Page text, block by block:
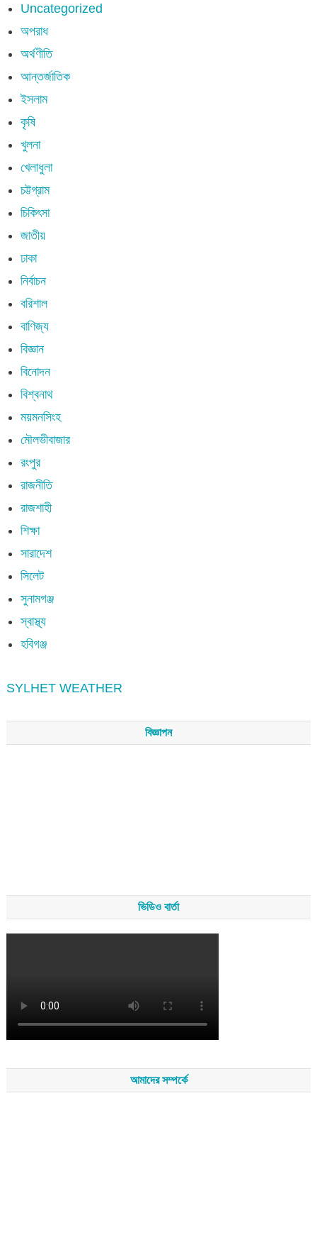
Uncategorized
অপরাধ
অর্থণীতি
আন্তর্জাতিক
ইসলাম
কৃষি
খুলনা
খেলাধুলা
চট্টগ্রাম
চিকিৎসা
জাতীয়
ঢাকা
নির্বাচন
বরিশাল
বাণিজ্য
বিজ্ঞান
বিনোদন
বিশ্বনাথ
ময়মনসিংহ
মৌলভীবাজার
রংপুর
রাজনীতি
রাজশাহী
শিক্ষা
সারাদেশ
সিলেট
সুনামগঞ্জ
স্বাস্থ্য
হবিগঞ্জ
SYLHET WEATHER
বিজ্ঞাপন
ভিডিও বার্তা
আমাদের সম্পর্কে